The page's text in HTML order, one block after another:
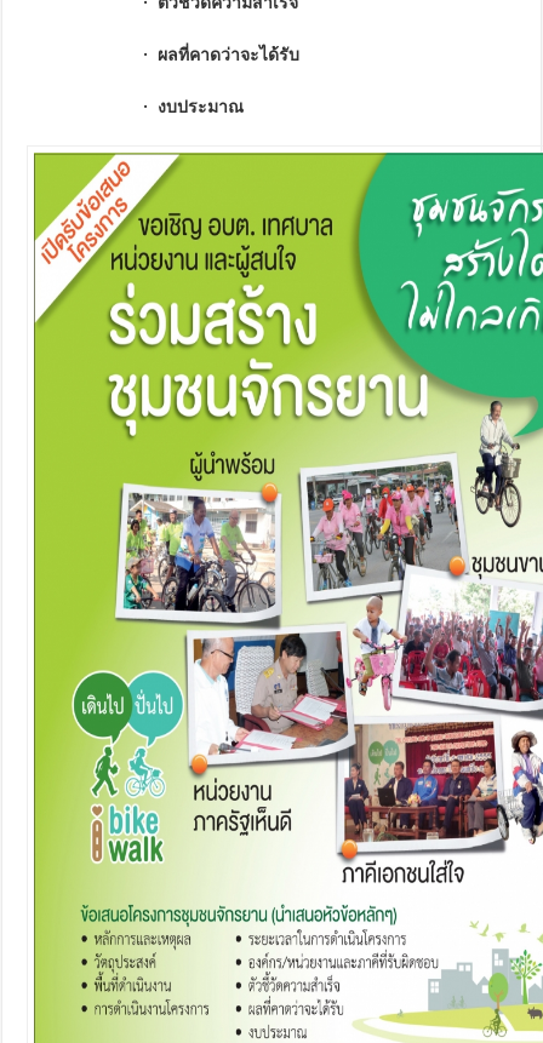
· ผลที่คาดว่าจะได้รับ
· งบประมาณ